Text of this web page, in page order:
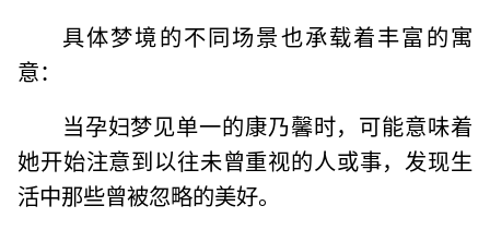
具体梦境的不同场景也承载着丰富的寓
意：
当孕妇梦见单一的康乃馨时，可能意味着
她开始注意到以往未曾重视的人或事，发现生
活中那些曾被忽略的美好。